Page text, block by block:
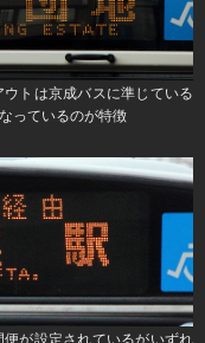
トは京成バスに準じている
っているのが特徴
が設定されているがいずれ